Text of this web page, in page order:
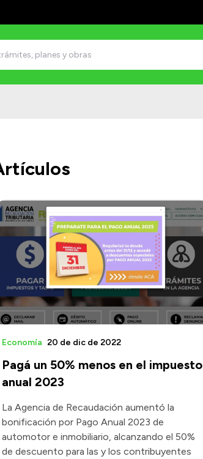
Pagá un 50% menos en el impuesto
anual 2023
Economía 20 de dic de 2022
La Agencia de Recaudación aumentó la
bonificación por Pago Anual 2023 de
automotor e inmobiliario, alcanzando el 50%
de descuento para las y los contribuyentes